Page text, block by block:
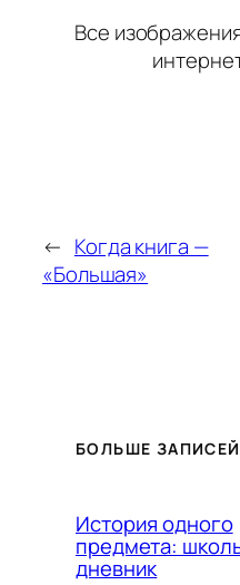
Все
← Когда книга —
«Большая»
БОЛЬШЕ ЗАПИСЕЙ
История одного
предмета:
дневник